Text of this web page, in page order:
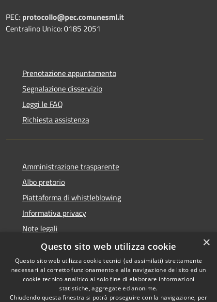
PEC: protocollo@pec.comunesml.it
Centralino Unico: 0185 2051
Prenotazione appuntamento
Segnalazione disservizio
Leggi le FAQ
Richiesta assistenza
Amministrazione trasparente
Albo pretorio
Piattaforma di whistleblowing
Informativa privacy
Note legali
Dichiarazione di accessibilità
RSS
© 2022 • Comune di Santa
×
Questo sito web utilizza cookie
Questo sito web utilizza cookie tecnici (ed assimilati) strettamente
necessari al corretto funzionamento e alla navigazione del sito ed un
cookie tecnico analitico al solo fine di elaborare informazioni
statistiche, aggregate ed anonime.
Chiudendo questa finestra si potrà proseguire con la navigazione, per